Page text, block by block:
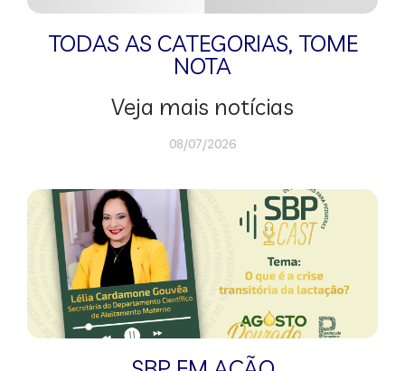
TODAS AS CATEGORIAS, TOME
NOTA
Veja mais notícias
08/07/2026